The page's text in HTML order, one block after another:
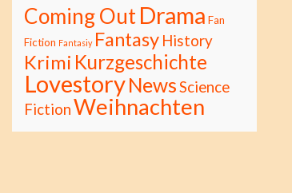
Coming OutDrama Fan
Fiction Fantasiy Fantasy History
Krimi Kurzgeschichte
LovestoryNewsScience
FictionWeihnachten